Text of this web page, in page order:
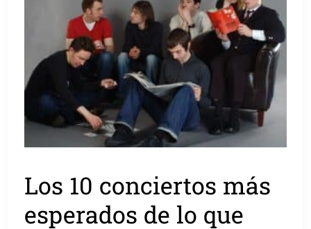
Los 10 conciertos más
esperados de lo que